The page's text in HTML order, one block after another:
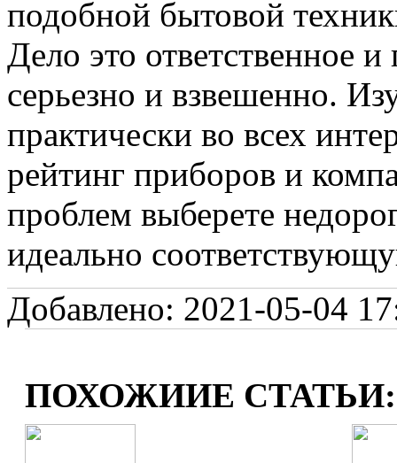
подобной бытовой
Дело это ответственное
серьезно и взвешенно.
практически во всех
рейтинг приборов и
проблем выберете
идеально
Добавлено: 2021-05-04
ПОХОЖИИЕ СТАТЬИ: